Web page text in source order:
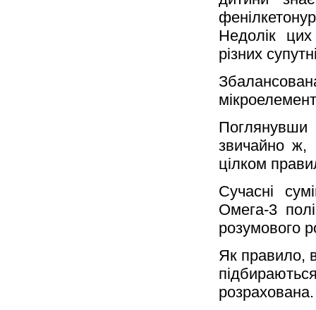
Недолік
різних
звичайно ж,
цілком
Сучасні
Омега-3
розумового
Як правило,
розрахована.